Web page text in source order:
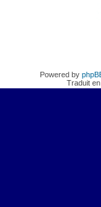
Powered by
Traduit